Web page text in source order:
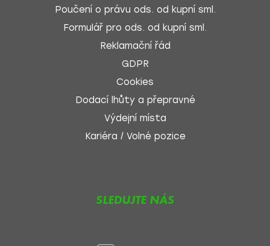
Poučení o právu ods. od kupní sml.
Formulář pro ods. od kupní sml.
Reklamační řád
GDPR
Cookies
Dodací lhůty a přepravné
Výdejní místa
Kariéra / Volné pozice
SLEDUJTE NÁS